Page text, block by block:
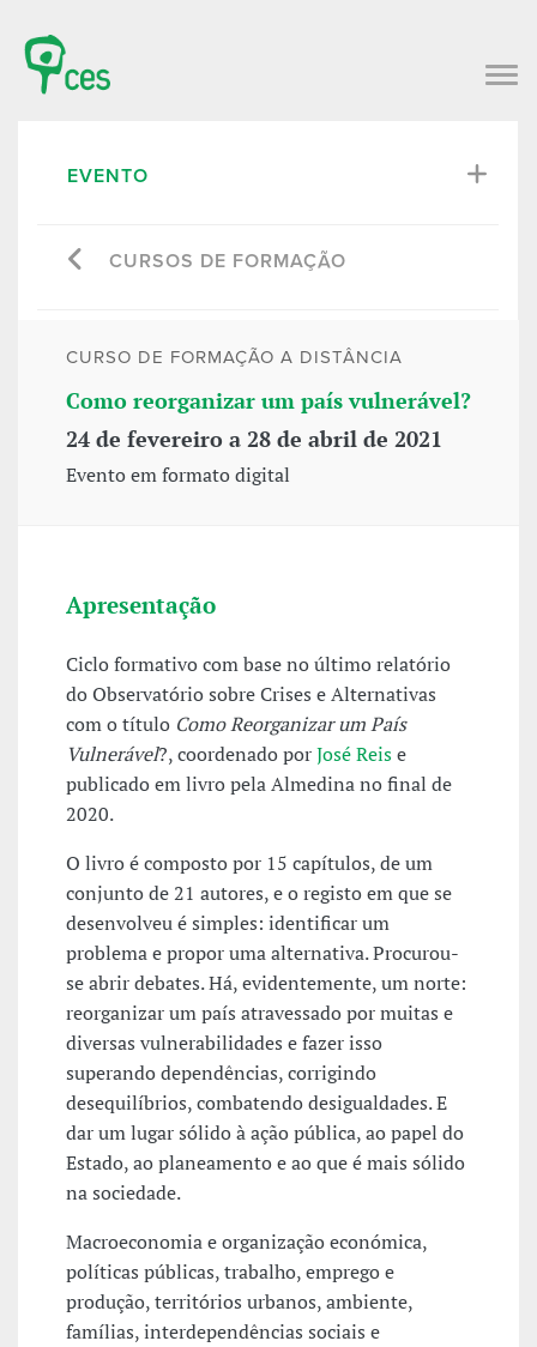
EVENTO
CURSOS DE FORMAÇÃO
CURSO DE FORMAÇÃO A DISTÂNCIA
Como reorganizar um país vulnerável?
24 de fevereiro a 28 de abril de 2021
Evento em formato digital
Apresentação
Ciclo formativo com base no último relatório
do Observatório sobre Crises e Alternativas
com o título Como Reorganizar um País
Vulnerável?, coordenado porJosé Reise
publicado em livro pela Almedina no final de
2020.
O livro é composto por 15 capítulos, de um
conjunto de 21 autores, e o registo em que se
desenvolveu é simples: identificar um
problema e propor uma alternativa. Procurou-
se abrir debates. Há, evidentemente, um norte:
reorganizar um país atravessado por muitas e
diversas vulnerabilidades e fazer isso
superando dependências, corrigindo
desequilíbrios, combatendo desigualdades. E
dar um lugar sólido à ação pública, ao papel do
Estado, ao planeamento e ao que é mais sólido
na sociedade.
Macroeconomia e organização económica,
políticas públicas, trabalho, emprego e
produção, territórios urbanos, ambiente,
famílias, interdependências sociais e